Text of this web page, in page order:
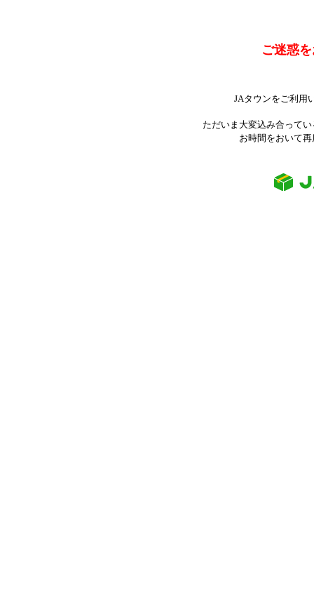
ご迷惑
JAタウンをご利用
ただいま大変込み合って
お時間をおいて